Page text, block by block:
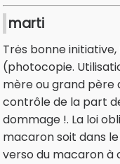
marti
Trės bonne
(photocopie.
mère ou grand père
contrôle de la part
dommage !. La loi
macaron soit dans
verso du macaron à